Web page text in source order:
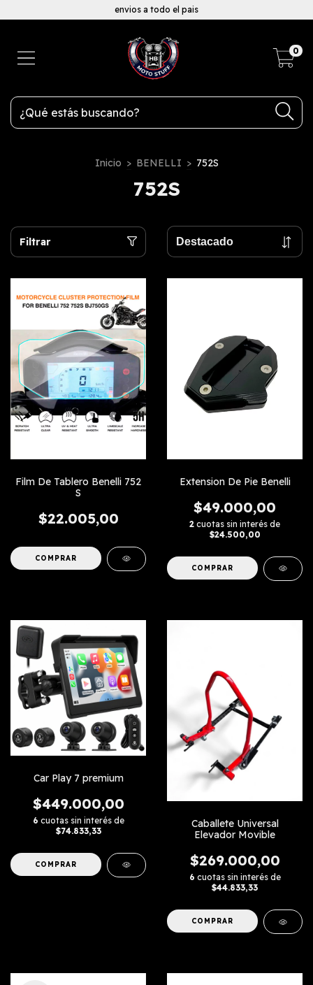
envios a todo el pais
0
Inicio > BENELLI > 752S
752S
Filtrar
Film De Tablero Benelli 752
S
$22.005,00
Extension De Pie Benelli
$49.000,00
2 cuotas sin interés de
$24.500,00
COMPRAR
Car Play 7 premium
$449.000,00
6 cuotas sin interés de
$74.833,33
Caballete Universal
Elevador Movible
$269.000,00
6 cuotas sin interés de
$44.833,33
COMPRAR